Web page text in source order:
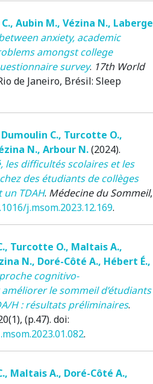
, Aubin M., Vézina N., Laberge
anxiety, academic
amongst college
survey. 17th World
de Janeiro, Brésil: Sleep
Dumoulin C., Turcotte O.,
N., Arbour N.(2024).
les difficultés scolaires et les
des étudiants de collèges
un TDAH. Médecine du Sommeil,
j.msom.2023.12.169.
, Turcotte O., Maltais A.,
N., Doré-Côté A., Hébert É.,
cognitivo-
le sommeil d’étudiants
H : résultats préliminaires.
(p.47). doi:
.
, Maltais A., Doré-Côté A.,